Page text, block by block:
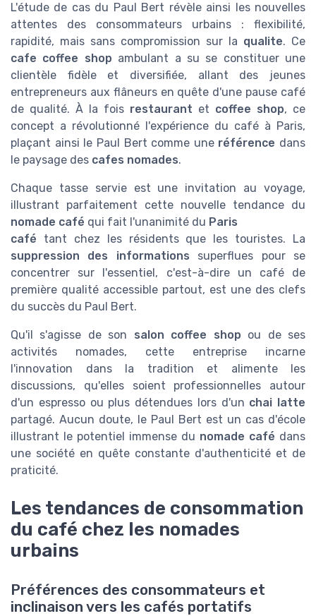
L'étude de cas du Paul Bert révèle ainsi les nouvelles
attentes des consommateurs urbains : flexibilité,
rapidité, mais sans compromission sur la qualite. Ce
cafe coffee shop ambulant a su se constituer une
clientèle fidèle et diversifiée, allant des jeunes
entrepreneurs aux flâneurs en quête d'une pause café
de qualité. À la fois restaurant et coffee shop, ce
concept a révolutionné l'expérience du café à Paris,
plaçant ainsi le Paul Bert comme une référence dans
le paysage des cafes nomades.
Chaque tasse servie est une invitation au voyage,
illustrant parfaitement cette nouvelle tendance du
nomade café qui fait l'unanimité du Paris
café tant chez les résidents que les touristes. La
suppression des informations superflues pour se
concentrer sur l'essentiel, c'est-à-dire un café de
première qualité accessible partout, est une des clefs
du succès du Paul Bert.
Qu'il s'agisse de son salon coffee shop ou de ses
activités nomades, cette entreprise incarne
l'innovation dans la tradition et alimente les
discussions, qu'elles soient professionnelles autour
d'un espresso ou plus détendues lors d'un chai latte
partagé. Aucun doute, le Paul Bert est un cas d'école
illustrant le potentiel immense du nomade café dans
une société en quête constante d'authenticité et de
praticité.
Les tendances de consommation
du café chez les nomades
urbains
Préférences des consommateurs et
inclinaison vers les cafés portatifs